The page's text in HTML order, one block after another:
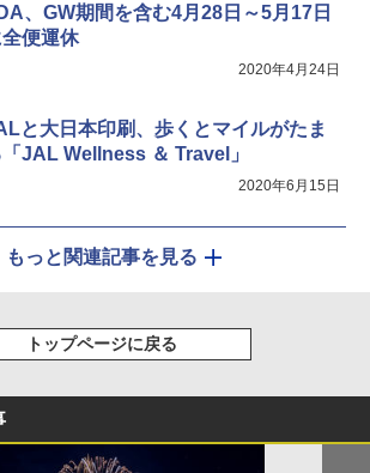
、GW期間を含む4月28日～5月17日
便運休
2020年4月24日
と大日本印刷、歩くとマイルがたま
「JAL Wellness ＆ Travel」
2020年6月15日
もっと関連記事を見る
トップページに戻る